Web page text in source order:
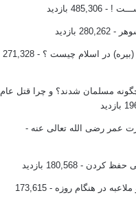
! - 485,306 بازدید
- 280,262 بازدید
در اسلام چیست ؟
- 271,328
مسلمان شدند؟ و چرا قتل عام
عمر رضی الله تعالی عنه -
حفظ کردن - 180,568 بازدید
در هنگام روزه
- 173,615